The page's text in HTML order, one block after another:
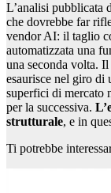
L’analisi pubblicata
che dovrebbe far
vendor AI: il taglio
automatizzata una
una seconda volta.
esaurisce nel giro di
superfici di mercato
per la successiva.
strutturale, e in
Ti potrebbe